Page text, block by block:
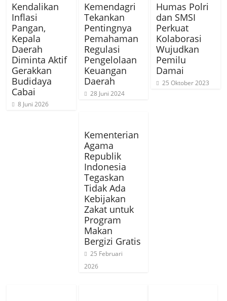
Kendalikan
Inflasi
Pangan,
Kepala
Daerah
Diminta Aktif
Gerakkan
Budidaya
Cabai
8 Juni 2026
Kemendagri
Tekankan
Pentingnya
Pemahaman
Regulasi
Pengelolaan
Keuangan
Daerah
28 Juni 2024
Humas Polri
dan SMSI
Perkuat
Kolaborasi
Wujudkan
Pemilu
Damai
25 Oktober 2023
Kementerian
Agama
Republik
Indonesia
Tegaskan
Tidak Ada
Kebijakan
Zakat untuk
Program
Makan
Bergizi Gratis
25 Februari
2026